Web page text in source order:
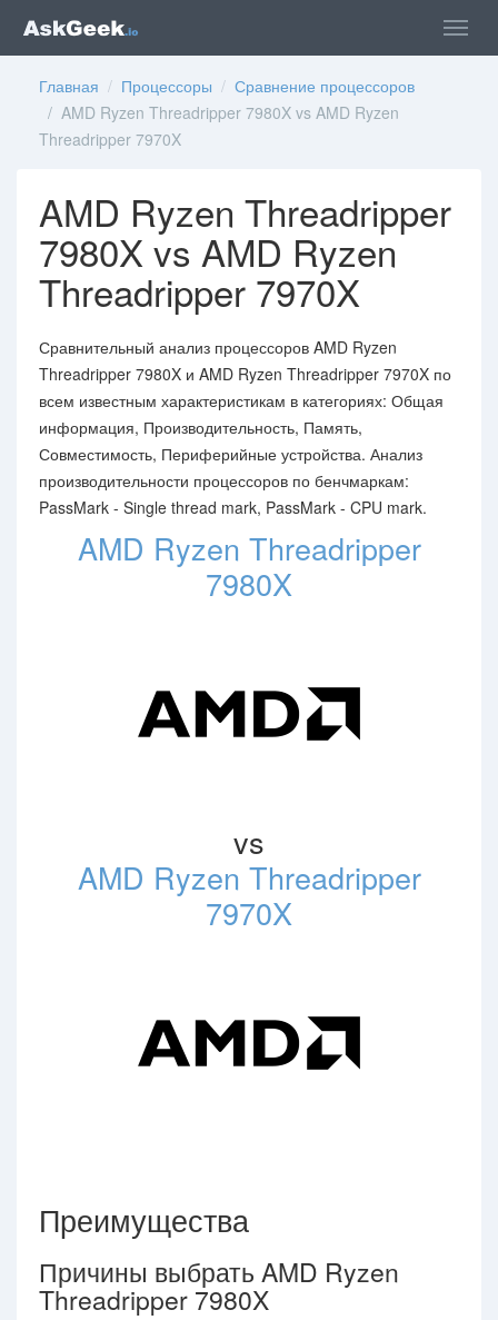
Главная / Процессоры / Сравнение процессоров
/ AMD Ryzen Threadripper 7980X vs AMD Ryzen
Threadripper 7970X
AMD Ryzen Threadripper
7980X vs AMD Ryzen
Threadripper 7970X
Сравнительный анализ процессоров AMD Ryzen
Threadripper 7980X и AMD Ryzen Threadripper 7970X по
всем известным характеристикам в категориях: Общая
информация, Производительность, Память,
Совместимость, Периферийные устройства. Анализ
производительности процессоров по бенчмаркам:
PassMark - Single thread mark, PassMark - CPU mark.
AMD Ryzen Threadripper
7980X
vs
AMD Ryzen Threadripper
7970X
Преимущества
Причины выбрать AMD Ryzen
Threadripper 7980X